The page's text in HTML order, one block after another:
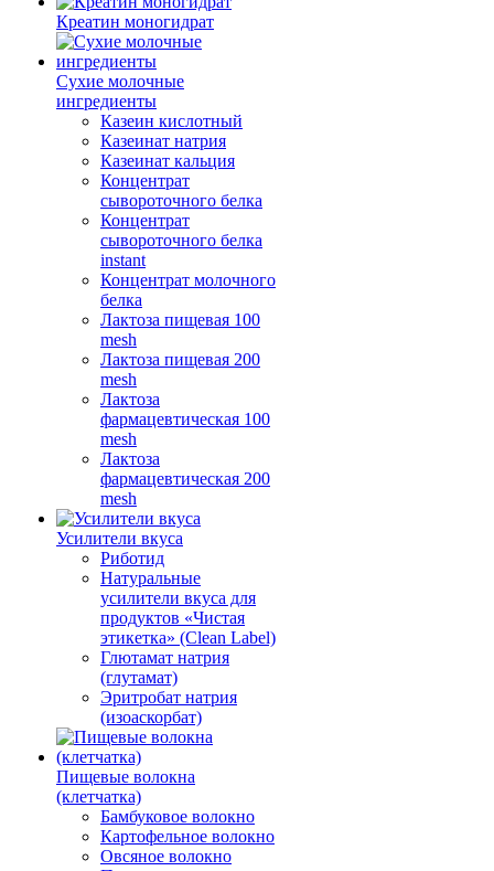
Креатин моногидрат
Сухие молочные
ингредиенты
Казеин кислотный
Казеинат натрия
Казеинат кальция
Концентрат
сывороточного белка
Концентрат
сывороточного белка
instant
Концентрат молочного
белка
Лактоза пищевая 100
mesh
Лактоза пищевая 200
mesh
Лактоза
фармацевтическая 100
mesh
Лактоза
фармацевтическая 200
mesh
Усилители вкуса
Риботид
Натуральные
усилители вкуса для
продуктов «Чистая
этикетка» (Clean Label)
Глютамат натрия
(глутамат)
Эритробат натрия
(изоаскорбат)
Пищевые волокна
(клетчатка)
Бамбуковое волокно
Картофельное волокно
Овсяное волокно